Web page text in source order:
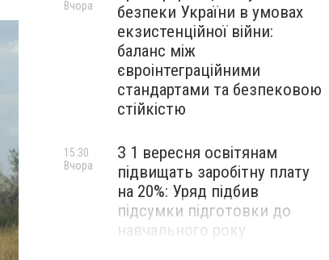
безпеки України в умовах
екзистенційної війни:
баланс між
євроінтеграційними
стандартами та безпековою
стійкістю
Вчора
З 1 вересня освітянам
підвищать заробітну плату
на 20%: Уряд підбив
підсумки підготовки до
навчального року
15:30
Вчора